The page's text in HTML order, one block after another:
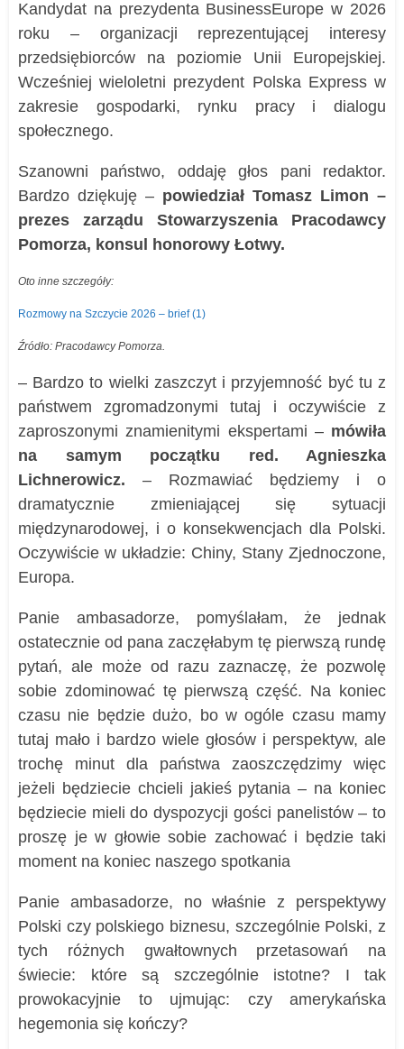
Kandydat na prezydenta BusinessEurope w 2026
roku – organizacji reprezentującej interesy
przedsiębiorców na poziomie Unii Europejskiej.
Wcześniej wieloletni prezydent Polska Express w
zakresie gospodarki, rynku pracy i dialogu
społecznego.
Szanowni państwo, oddaję głos pani redaktor.
Bardzo dziękuję – powiedział Tomasz Limon –
prezes zarządu Stowarzyszenia Pracodawcy
Pomorza, konsul honorowy Łotwy.
Oto inne szczegóły:
Rozmowy na Szczycie 2026 – brief (1)
Źródło: Pracodawcy Pomorza.
– Bardzo to wielki zaszczyt i przyjemność być tu z
państwem zgromadzonymi tutaj i oczywiście z
zaproszonymi znamienitymi ekspertami – mówiła
na samym początku red. Agnieszka
Lichnerowicz. – Rozmawiać będziemy i o
dramatycznie zmieniającej się sytuacji
międzynarodowej, i o konsekwencjach dla Polski.
Oczywiście w układzie: Chiny, Stany Zjednoczone,
Europa.
Panie ambasadorze, pomyślałam, że jednak
ostatecznie od pana zaczęłabym tę pierwszą rundę
pytań, ale może od razu zaznaczę, że pozwolę
sobie zdominować tę pierwszą część. Na koniec
czasu nie będzie dużo, bo w ogóle czasu mamy
tutaj mało i bardzo wiele głosów i perspektyw, ale
trochę minut dla państwa zaoszczędzimy więc
jeżeli będziecie chcieli jakieś pytania – na koniec
będziecie mieli do dyspozycji gości panelistów – to
proszę je w głowie sobie zachować i będzie taki
moment na koniec naszego spotkania
Panie ambasadorze, no właśnie z perspektywy
Polski czy polskiego biznesu, szczególnie Polski, z
tych różnych gwałtownych przetasowań na
świecie: które są szczególnie istotne? I tak
prowokacyjnie to ujmując: czy amerykańska
hegemonia się kończy?